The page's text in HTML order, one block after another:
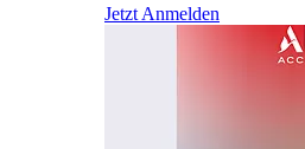
Jetzt Anmelden